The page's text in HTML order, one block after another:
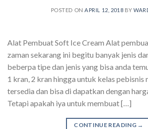
POSTED ONAPRIL 12, 2018 BY
Alat Pembuat Soft Ice Cream Alat
zaman sekarang ini begitu banyak jenis
beberpa tipe dan jenis yang bisa anda
1 kran, 2 kran hingga untuk kelas pebisnis
tersedia dan bisa di dapatkan dengan
Tetapi apakah iya untuk membuat […]
CONTINUE READING →